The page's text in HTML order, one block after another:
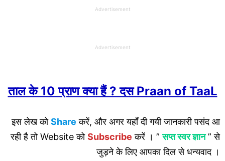
Advertisement
Advertisement
ताल के 10 प्राण क्या हैं ? दस Praan of TaaL
इस लेख कोShare करें, और अगर यहाँ दी गयी जानकारी पसंद आ
रही है तो Website कोSubscribe करें । ”सप्त स्वर ज्ञान” से
जुड़ने के लिए आपका दिल से धन्यवाद ।